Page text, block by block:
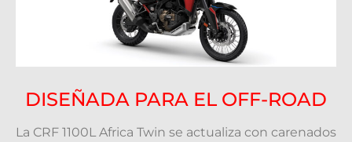
DISEÑADA PARA EL OFF-ROAD
La CRF 1100L Africa Twin se actualiza con carenados